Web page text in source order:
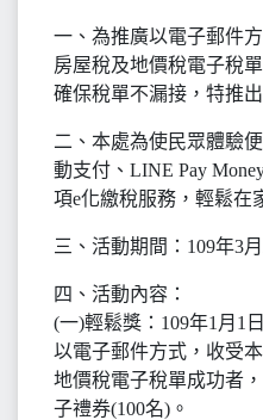
一、為推廣以電子郵件
房屋稅及地價稅電子稅
確保稅單不漏接，特推
二、本處為使民眾體驗
動支付、LINE Pay
項e化繳稅服務，輕鬆在
三、活動期間：109年3
四、活動內容：
(一)輕鬆獎：109年1月1
以電子郵件方式，收受
地價稅電子稅單成功者
子禮券(100名)。